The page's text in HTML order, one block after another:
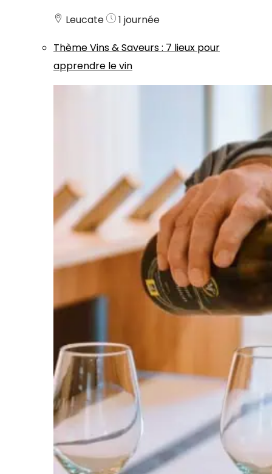
Leucate
1 journée
ThèmeVins & Saveurs: 7 lieux pour
apprendre le vin